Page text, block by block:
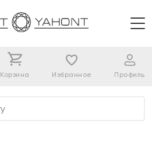
Корзина Избранное Профиль